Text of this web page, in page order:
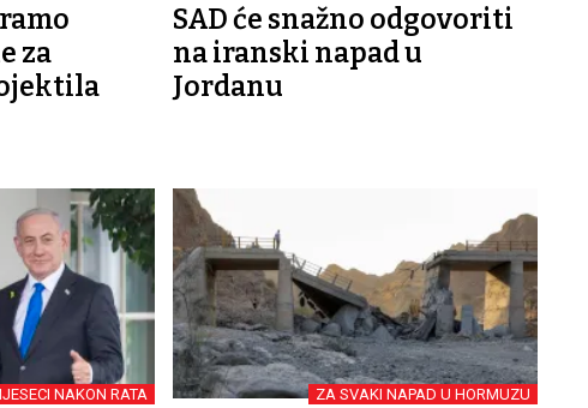
za
SAD će snažno odgovoriti
na iranski napad u
Jordanu
NAKON RATA ZA SVAKI NAPAD U HORMUZU